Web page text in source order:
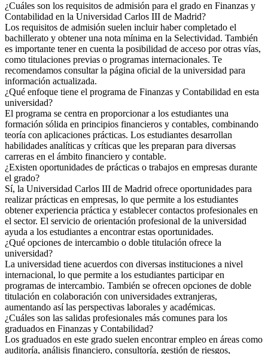
¿Cuáles son los requisitos de admisión para el grado en Finanzas y
Contabilidad en la Universidad Carlos III de Madrid?
Los requisitos de admisión suelen incluir haber completado el
bachillerato y obtener una nota mínima en la Selectividad. También
es importante tener en cuenta la posibilidad de acceso por otras vías,
como titulaciones previas o programas internacionales. Te
recomendamos consultar la página oficial de la universidad para
información actualizada.
¿Qué enfoque tiene el programa de Finanzas y Contabilidad en esta
universidad?
El programa se centra en proporcionar a los estudiantes una
formación sólida en principios financieros y contables, combinando
teoría con aplicaciones prácticas. Los estudiantes desarrollan
habilidades analíticas y críticas que les preparan para diversas
carreras en el ámbito financiero y contable.
¿Existen oportunidades de prácticas o trabajos en empresas durante
el grado?
Sí, la Universidad Carlos III de Madrid ofrece oportunidades para
realizar prácticas en empresas, lo que permite a los estudiantes
obtener experiencia práctica y establecer contactos profesionales en
el sector. El servicio de orientación profesional de la universidad
ayuda a los estudiantes a encontrar estas oportunidades.
¿Qué opciones de intercambio o doble titulación ofrece la
universidad?
La universidad tiene acuerdos con diversas instituciones a nivel
internacional, lo que permite a los estudiantes participar en
programas de intercambio. También se ofrecen opciones de doble
titulación en colaboración con universidades extranjeras,
aumentando así las perspectivas laborales y académicas.
¿Cuáles son las salidas profesionales más comunes para los
graduados en Finanzas y Contabilidad?
Los graduados en este grado suelen encontrar empleo en áreas como
auditoría, análisis financiero, consultoría, gestión de riesgos,